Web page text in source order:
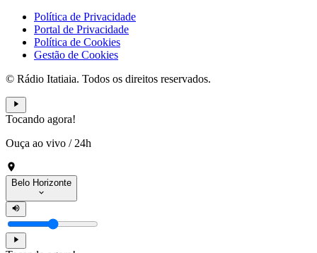
Política de Privacidade
Portal de Privacidade
Política de Cookies
Gestão de Cookies
© Rádio Itatiaia. Todos os direitos reservados.
Tocando agora!
Ouça ao vivo / 24h
Belo Horizonte